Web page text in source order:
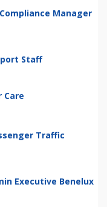
Manager
Staff
Care
Traffic
Executive Benelux